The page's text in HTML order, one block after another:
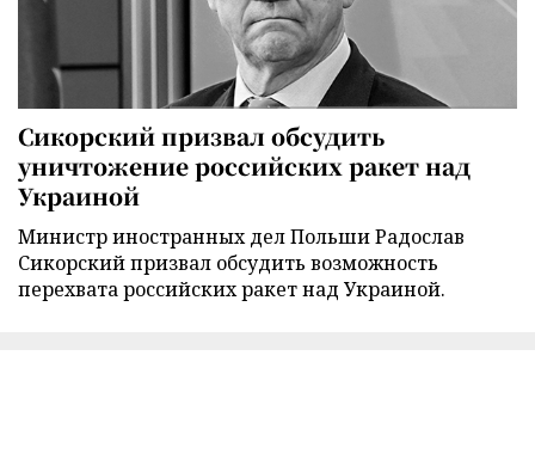
Сикорский призвал обсудить
уничтожение российских ракет над
Украиной
Министр иностранных дел Польши Радослав
Сикорский призвал обсудить возможность
перехвата российских ракет над Украиной.